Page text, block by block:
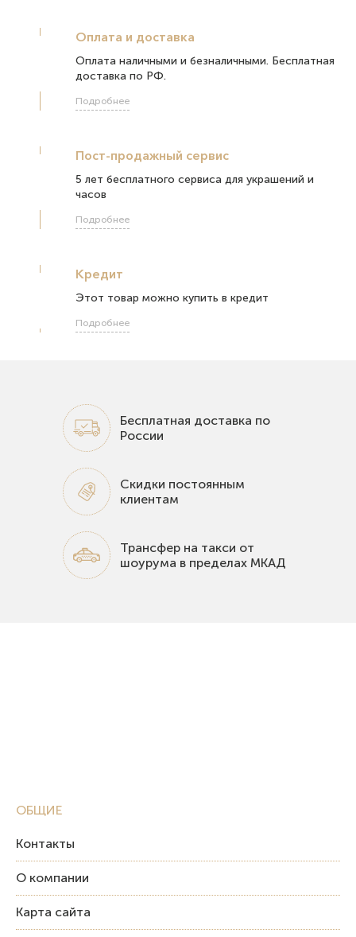
Оплата и доставка
Оплата наличными и безналичными. Бесплатная
доставка по РФ.
Подробнее
Пост-продажный сервис
5 лет бесплатного сервиса для украшений и
часов
Подробнее
Кредит
Этот товар можно купить в кредит
Подробнее
Бесплатная доставка по
России
Скидки постоянным
клиентам
Трансфер на такси от
шоурума в пределах МКАД
ОБЩИЕ
Контакты
О компании
Карта сайта